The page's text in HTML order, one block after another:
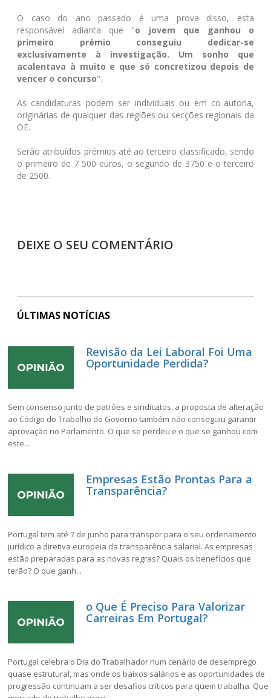
O caso do ano passado é uma prova disso, esta
responsável adianta que "o jovem que ganhou o
primeiro prémio conseguiu dedicar-se
exclusivamente à investigação. Um sonho que
acalentava à muito e que só concretizou depois de
vencer o concurso".
As candidaturas podem ser individuais ou em co-autoria,
originárias de qualquer das regiões ou secções regionais da
OE.
Serão atribuídos prémios até ao terceiro classificado, sendo
o primeiro de 7 500 euros, o segundo de 3750 e o terceiro
de 2500.
DEIXE O SEU COMENTÁRIO
ÚLTIMAS NOTÍCIAS
Revisão da Lei Laboral Foi Uma
Oportunidade Perdida?
Sem consenso junto de patrões e sindicatos, a proposta de alteração
ao Código do Trabalho do Governo também não conseguiu garantir
aprovação no Parlamento. O que se perdeu e o que se ganhou com
este...
Empresas Estão Prontas Para a
Transparência?
Portugal tem até 7 de junho para transpor para o seu ordenamento
jurídico a diretiva europeia da transparência salarial. As empresas
estão preparadas para as novas regras? Quais os benefícios que
terão? O que ganh...
o Que É Preciso Para Valorizar
Carreiras Em Portugal?
Portugal celebra o Dia do Trabalhador num cenário de desemprego
quase estrutural, mas onde os baixos salários e as oportunidades de
progressão continuam a ser desafios críticos para quem trabalha. Que